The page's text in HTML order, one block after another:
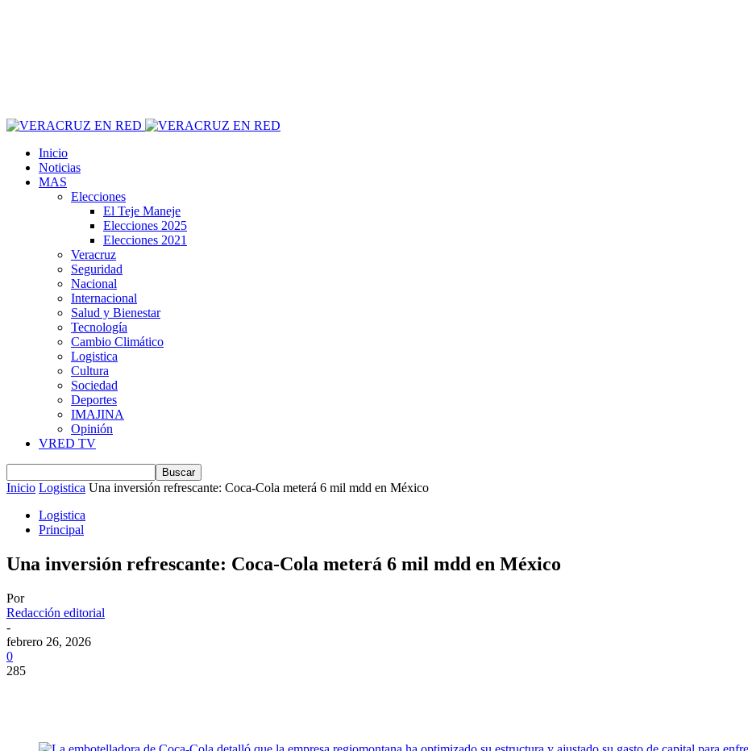
Inicio
Noticias
MAS
Elecciones
El Teje Maneje
Elecciones 2025
Elecciones 2021
Veracruz
Seguridad
Nacional
Internacional
Salud y Bienestar
Tecnología
Cambio Climático
Logistica
Cultura
Sociedad
Deportes
IMAJINA
Opinión
VRED TV
Inicio Logistica Una inversión refrescante: Coca-Cola meterá 6 mil mdd en México
Logistica
Principal
Una inversión refrescante: Coca-Cola meterá 6 mil mdd en México
Por
Redacción editorial
-
febrero 26, 2026
0
285